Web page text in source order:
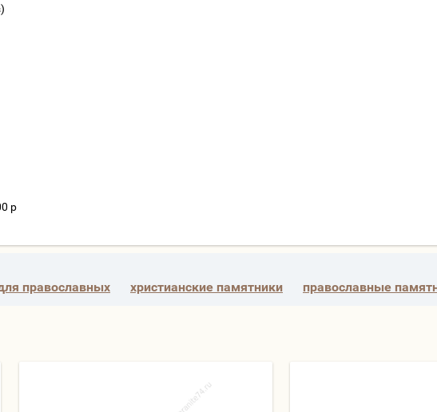
р
православных христианские памятники православные